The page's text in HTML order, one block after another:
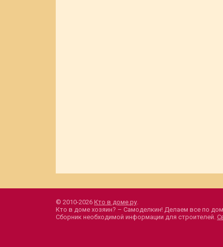
© 2010-2026 Кто в доме.ру.
Кто в доме хозяин? – Самоделкин! Делаем все по
Сборник необходимой информации для строителей.